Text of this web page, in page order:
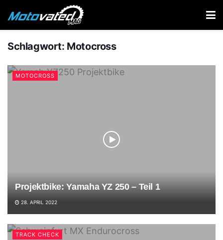
Schlagwort: Motocross
MOTOCROSS
Projektbike: Yamaha YZ 250 – Teil 1
28. APRIL 2022
TRACK CHECK